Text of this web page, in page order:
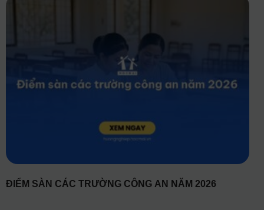
ĐIỂM SÀN CÁC TRƯỜNG CÔNG AN NĂM 2026